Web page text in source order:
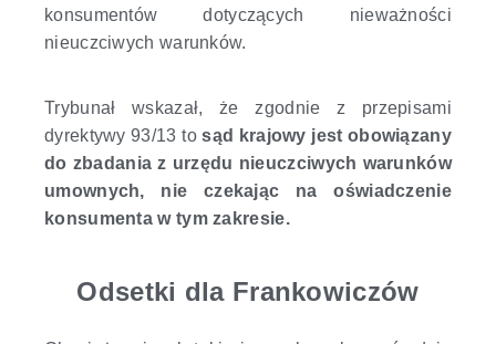
konsumentów dotyczących nieważności
nieuczciwych warunków.
Trybunał wskazał, że zgodnie z przepisami
dyrektywy 93/13 tosąd krajowy jest obowiązany
do zbadania z urzędu nieuczciwych warunków
umownych, nie czekając na oświadczenie
konsumenta w tym zakresie.
Odsetki dla Frankowiczów